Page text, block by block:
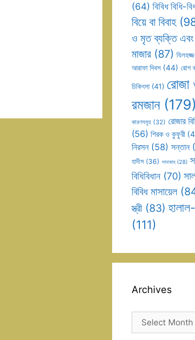
(64) বিবিধ বিধি-
বিয়ে বা বিবাহ
ও মৃত ব্যক্তি
মাজার (87)
আরাফা দিবস (44) রোগ
চিকিৎসা (41) রোজা
রমজান(179)
কারণসমূহ (32) রোজার
(56) শিরক ও কুফুরী
নিরসন (58) সন্তান
হাদীস (36) সাদাকাহ (28)
বিধিবিধান (70)
বিবিধ মাসায়েল
স্ত্রী (83)
(111)
Archives
Archives